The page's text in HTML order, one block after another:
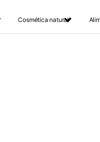
Cosmética natural